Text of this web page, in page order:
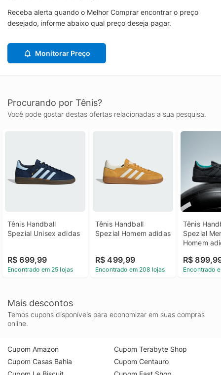
Receba alerta quando o Melhor Comprar encontrar o preço
desejado, informe abaixo qual preço deseja pagar.
Monitorar Preço
Procurando por Tênis?
Você pode gostar destas ofertas relacionadas a sua pesquisa.
Tênis Handball
Spezial Unisex adidas
R$ 699,99
Encontrado em 25 lojas
Tênis Handball
Spezial Homem adidas
R$ 499,99
Encontrado em 208 lojas
Tênis
Spezial
Homem
R$
Encontrado
Mais descontos
Temos cupons disponíveis para economizar em suas compras
online.
Cupom Amazon
Cupom Casas Bahia
Cupom Terabyte Shop
Cupom Centauro